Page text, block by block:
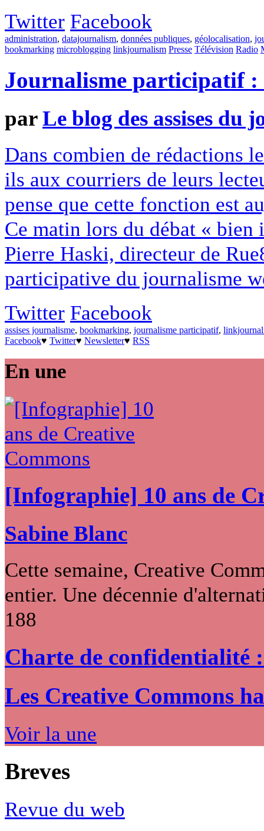
Twitter Facebook
administration, datajournalism, données publiques, géolocalisation,
bookmarking microblogging linkjournalism Presse Télévision Radio
Journalisme participatif :
parLe blog des assises du
Dans combien de rédactions
ils aux courriers de leurs
pense que cette fonction est
Ce matin lors du débat «
Pierre Haski, directeur de
participative du journalisme
Twitter Facebook
assises journalisme, bookmarking, journalisme participatif,
Facebook♥ Twitter♥ Newsletter♥ RSS
En une
[Infographie] 10 ans de
Sabine Blanc
Cette semaine, Creative
entier. Une décennie
188
Charte de confidentialité
Les Creative Commons
Voir la une
Breves
Revue du web